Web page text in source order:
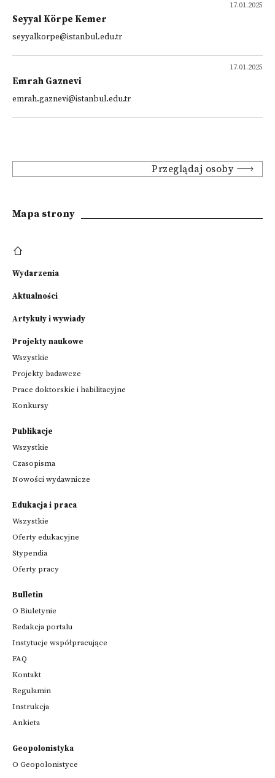
17.01.2025
Seyyal Körpe Kemer
seyyalkorpe@istanbul.edu.tr
17.01.2025
Emrah Gaznevi
emrah.gaznevi@istanbul.edu.tr
Przeglądaj osoby
Mapa strony
Wydarzenia
Aktualności
Artykuły i wywiady
Projekty naukowe
Wszystkie
Projekty badawcze
Prace doktorskie i habilitacyjne
Konkursy
Publikacje
Wszystkie
Czasopisma
Nowości wydawnicze
Edukacja i praca
Wszystkie
Oferty edukacyjne
Stypendia
Oferty pracy
Bulletin
O Biuletynie
Redakcja portalu
Instytucje współpracujące
FAQ
Kontakt
Regulamin
Instrukcja
Ankieta
Geopolonistyka
O Geopolonistyce